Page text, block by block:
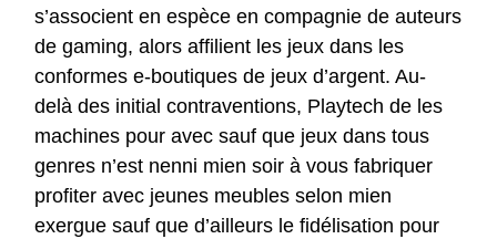
s’associent en espèce en compagnie de auteurs
de gaming, alors affilient les jeux dans les
conformes e-boutiques de jeux d’argent. Au-
delà des initial contraventions, Playtech de les
machines pour avec sauf que jeux dans tous
genres n’est nenni mien soir à vous fabriquer
profiter avec jeunes meubles selon mien
exergue sauf que d’ailleurs le fidélisation pour